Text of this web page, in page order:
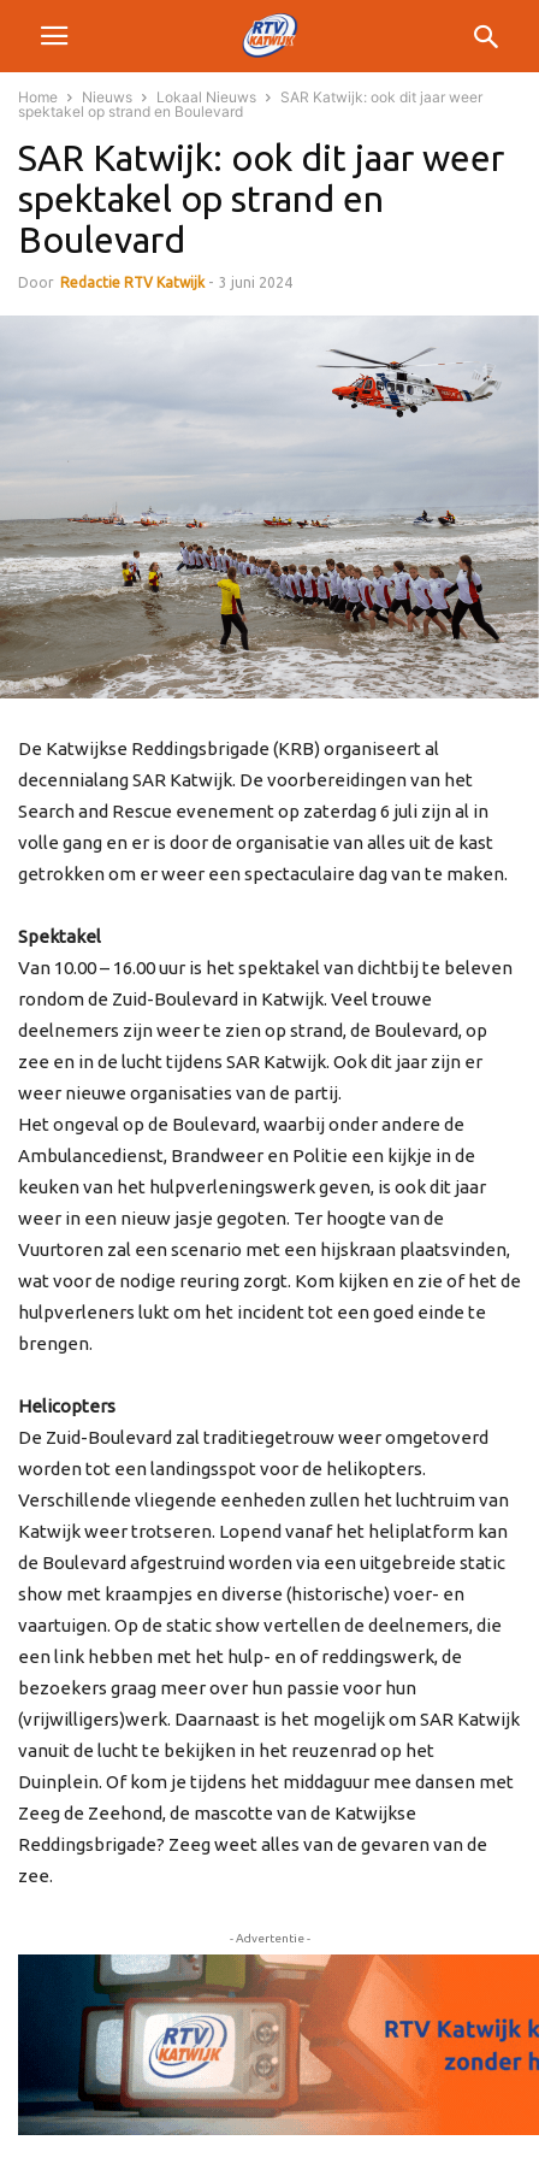
Home Nieuws Lokaal Nieuws
SAR Katwijk: ook dit jaar weer
spektakel op strand en Boulevard
SAR Katwijk: ook dit jaar weer
spektakel op strand en
Boulevard
Door Redactie RTV Katwijk - 3 juni 2024
De Katwijkse Reddingsbrigade (KRB) organiseert al
decennialang SAR Katwijk. De voorbereidingen van het
Search and Rescue evenement op zaterdag 6 juli zijn al in
volle gang en er is door de organisatie van alles uit de kast
getrokken om er weer een spectaculaire dag van te maken.
Spektakel
Van 10.00 – 16.00 uur is het spektakel van dichtbij te beleven
rondom de Zuid-Boulevard in Katwijk. Veel trouwe
deelnemers zijn weer te zien op strand, de Boulevard, op
zee en in de lucht tijdens SAR Katwijk. Ook dit jaar zijn er
weer nieuwe organisaties van de partij.
Het ongeval op de Boulevard, waarbij onder andere de
Ambulancedienst, Brandweer en Politie een kijkje in de
keuken van het hulpverleningswerk geven, is ook dit jaar
weer in een nieuw jasje gegoten. Ter hoogte van de
Vuurtoren zal een scenario met een hijskraan plaatsvinden,
wat voor de nodige reuring zorgt. Kom kijken en zie of het de
hulpverleners lukt om het incident tot een goed einde te
brengen.
Helicopters
De Zuid-Boulevard zal traditiegetrouw weer omgetoverd
worden tot een landingsspot voor de helikopters.
Verschillende vliegende eenheden zullen het luchtruim van
Katwijk weer trotseren. Lopend vanaf het heliplatform kan
de Boulevard afgestruind worden via een uitgebreide static
show met kraampjes en diverse (historische) voer- en
vaartuigen. Op de static show vertellen de deelnemers, die
een link hebben met het hulp- en of reddingswerk, de
bezoekers graag meer over hun passie voor hun
(vrijwilligers)werk. Daarnaast is het mogelijk om SAR Katwijk
vanuit de lucht te bekijken in het reuzenrad op het
Duinplein. Of kom je tijdens het middaguur mee dansen met
Zeeg de Zeehond, de mascotte van de Katwijkse
Reddingsbrigade? Zeeg weet alles van de gevaren van de
zee.
- Advertentie -